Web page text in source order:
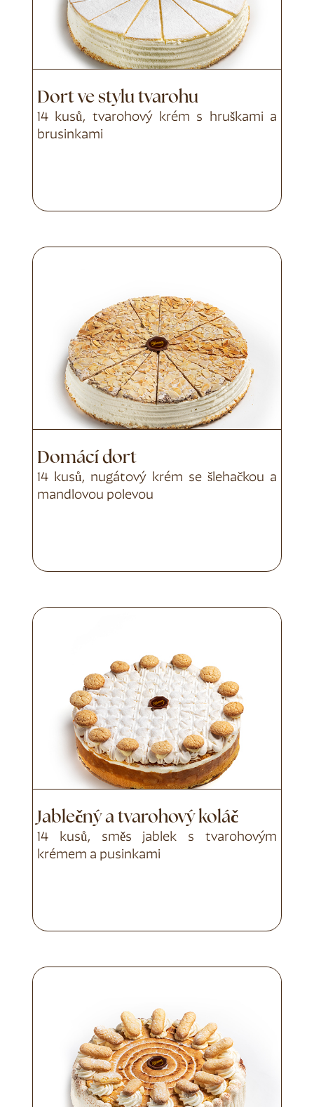
Dort ve stylu tvarohu
14 kusů, tvarohový krém s hruškami a
brusinkami
Domácí dort
14 kusů, nugátový krém se šlehačkou a
mandlovou polevou
Jablečný a tvarohový koláč
14 kusů, směs jablek s tvarohovým
krémem a pusinkami